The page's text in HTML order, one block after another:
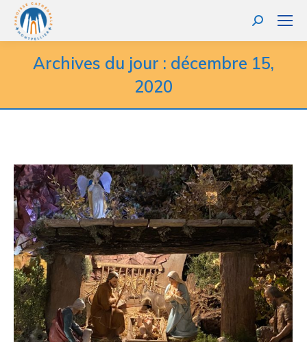
Recherche
:
Archives du jour : décembre 15,
2020